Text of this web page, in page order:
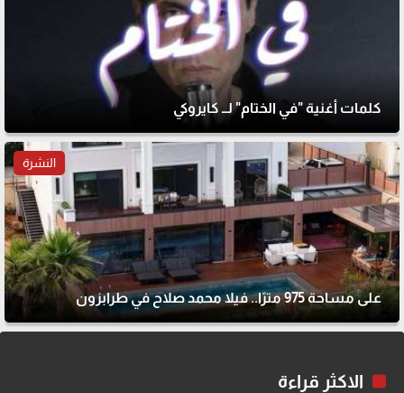
كلمات أغنية "في الختام" لــ كايروكي
النشرة
على مساحة 975 مترًا.. فيلا محمد صلاح في طرابزون
الاكثر قراءة